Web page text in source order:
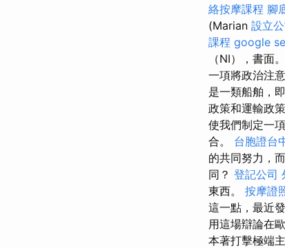
絡按摩課程 腳
(Marian 設立
課程 google
（NI），書面。
一項將政治注
是一類船舶，
政策和運輸政
使我們制定一
合。 台胞證台
的共同努力，
同？ 登記公司
東西。 按摩證
這一點，最近
用這場辯論在
本著打擊極端